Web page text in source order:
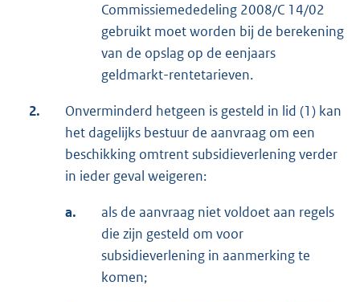
Commissiemededeling 2008/C 14/02
gebruikt moet worden bij de berekening
van de opslag op de eenjaars
geldmarkt-rentetarieven.
2.
Onverminderd hetgeen is gesteld in lid (1) kan
het dagelijks bestuur de aanvraag om een
beschikking omtrent subsidieverlening verder
in ieder geval weigeren:
a.
als de aanvraag niet voldoet aan regels
die zijn gesteld om voor
subsidieverlening in aanmerking te
komen;